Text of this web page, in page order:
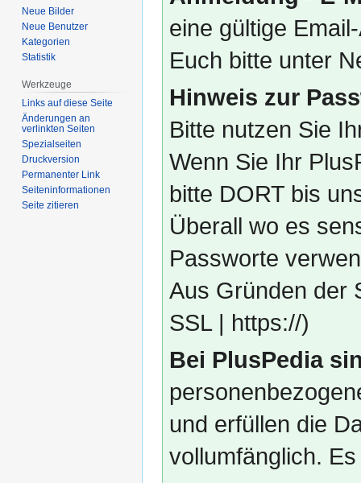
eine gültige
Euch bitte unter
Hinweis zur
Bitte nutzen Sie
Wenn Sie Ihr
bitte DORT bis
Überall wo es
Passworte
Aus Gründen der
SSL | https://)
Bei PlusPedia
und erfüllen die
vollumfänglich.
Neue Bilder
Neue Benutzer
Kategorien
Statistik
Werkzeuge
Links auf diese Seite
Änderungen an
verlinkten Seiten
Spezialseiten
Druckversion
Permanenter Link
Seiten­­informationen
Seite zitieren